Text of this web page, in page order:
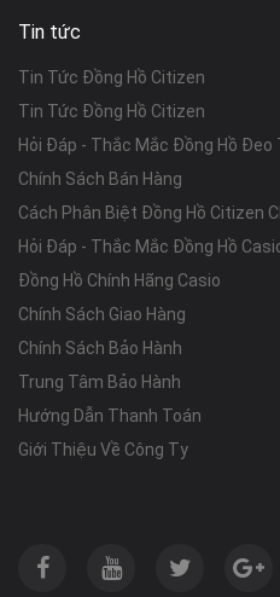
Tin tức
Tin Tức Đồng Hồ Citizen
Tin Tức Đồng Hồ Citizen
Hỏi Đáp - Thắc Mắc Đồng Hồ Đeo
Chính Sách Bán Hàng
Cách Phân Biệt Đồng Hồ Citizen
Hỏi Đáp - Thắc Mắc Đồng Hồ
Đồng Hồ Chính Hãng Casio
Chính Sách Giao Hàng
Chính Sách Bảo Hành
Trung Tâm Bảo Hành
Hướng Dẫn Thanh Toán
Giới Thiệu Về Công Ty